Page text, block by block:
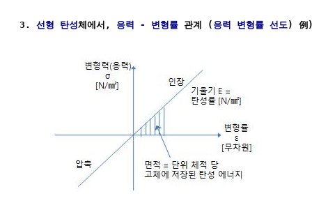
3. 선형 탄성체에서, 응력 - 변형률 관계 ( 응력 변형률 선도) 例